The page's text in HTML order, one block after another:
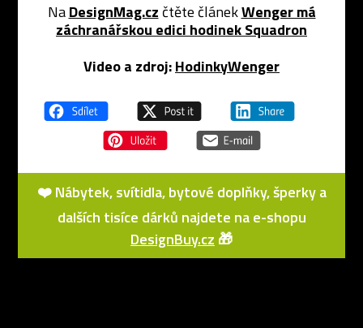
NaDesignMag.cz čtěte článekWenger má
záchranářskou edici hodinek Squadron
Video a zdroj:HodinkyWenger
❤️ Nábytek, svítidla, bytové doplňky, šperky a
dalších tisíce dárků najdete na e-shopu
DesignBuy.cz 🎁